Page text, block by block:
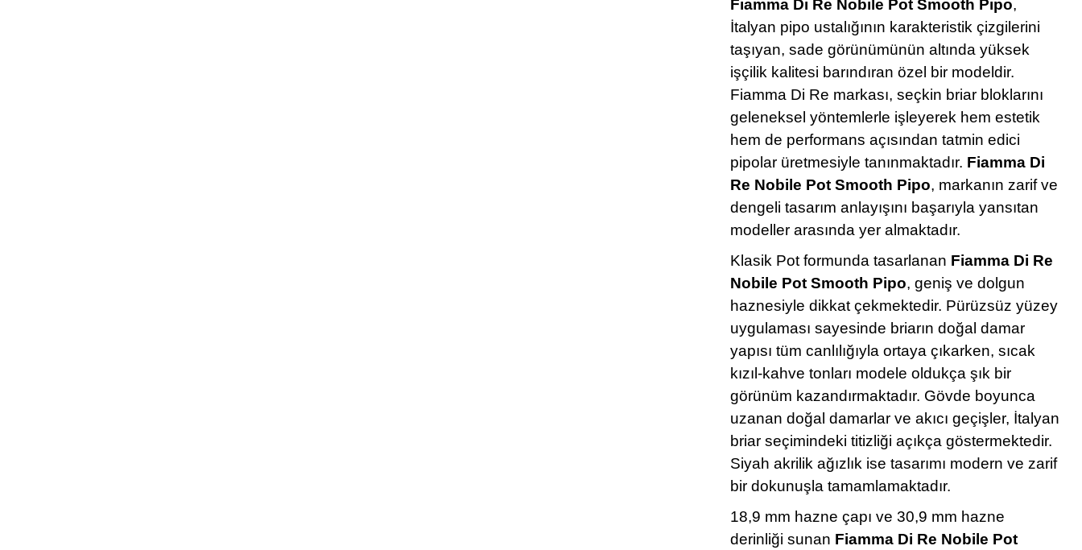
Fiamma Di Re Nobile Pot Smooth Pipo,
İtalyan pipo ustalığının karakteristik çizgilerini
taşıyan, sade görünümünün altında yüksek
işçilik kalitesi barındıran özel bir modeldir.
Fiamma Di Re markası, seçkin briar bloklarını
geleneksel yöntemlerle işleyerek hem estetik
hem de performans açısından tatmin edici
pipolar üretmesiyle tanınmaktadır. Fiamma Di
Re Nobile Pot Smooth Pipo, markanın zarif ve
dengeli tasarım anlayışını başarıyla yansıtan
modeller arasında yer almaktadır.
Klasik Pot formunda tasarlanan Fiamma Di Re
Nobile Pot Smooth Pipo, geniş ve dolgun
haznesiyle dikkat çekmektedir. Pürüzsüz yüzey
uygulaması sayesinde briarın doğal damar
yapısı tüm canlılığıyla ortaya çıkarken, sıcak
kızıl-kahve tonları modele oldukça şık bir
görünüm kazandırmaktadır. Gövde boyunca
uzanan doğal damarlar ve akıcı geçişler, İtalyan
briar seçimindeki titizliği açıkça göstermektedir.
Siyah akrilik ağızlık ise tasarımı modern ve zarif
bir dokunuşla tamamlamaktadır.
18,9 mm hazne çapı ve 30,9 mm hazne
derinliği sunan Fiamma Di Re Nobile Pot